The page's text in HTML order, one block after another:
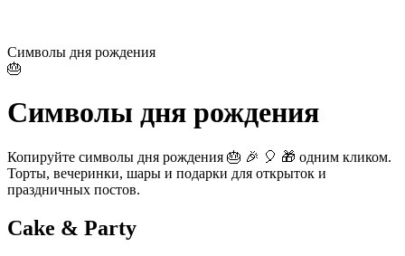
Символы дня рождения
🎂
Символы дня рождения
Копируйте символы дня рождения 🎂 🎉 🎈 🎁 одним кликом.
Торты, вечеринки, шары и подарки для открыток и
праздничных постов.
Cake & Party